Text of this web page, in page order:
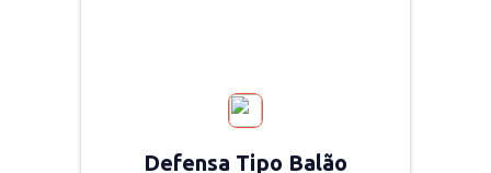
Defensa Tipo Balão